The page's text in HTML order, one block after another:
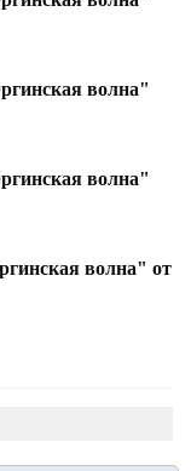
волна"
волна"
волна" от